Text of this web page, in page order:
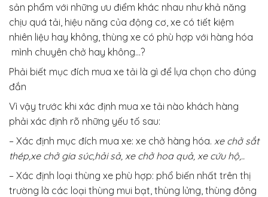
sản phẩm với những ưu điểm khác nhau như khả năng
chịu quá tải, hiệu năng của động cơ, xe có tiết kiệm
nhiên liệu hay không, thùng xe có phù hợp với hàng hóa
mình chuyên chở hay không…?
Phải biết mục đích mua xe tải là gì để lựa chọn cho đúng
đắn
Vì vậy trước khi xác định mua xe tải nào khách hàng
phải xác định rõ những yếu tố sau:
– Xác định mục đích mua xe: xe chở hàng hóa. xe chở sắt
thép,xe chở gia súc,hải sả, xe chở hoa quả, xe cứu hộ,..
– Xác định loại thùng xe phù hợp: phổ biến nhất trên thị
trường là các loại thùng mui bạt, thùng lửng, thùng đông